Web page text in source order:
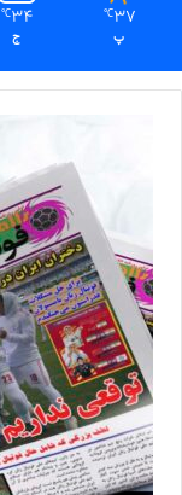
37
℃
پ
34
℃
ج